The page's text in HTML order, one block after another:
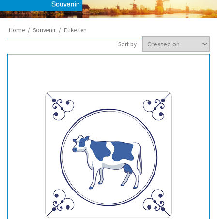
Home / Souvenir / Etiketten
Sort by